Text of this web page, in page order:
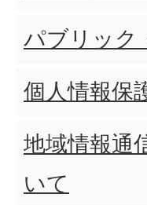
パブリック
個人情報保
地域情報通
いて